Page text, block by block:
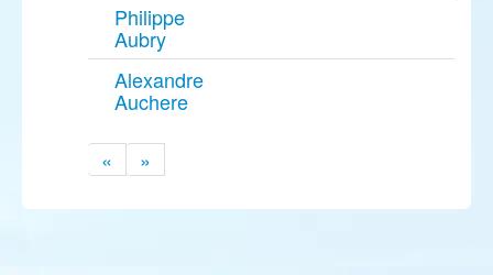
Philippe
Aubry
Alexandre
Auchere
« »